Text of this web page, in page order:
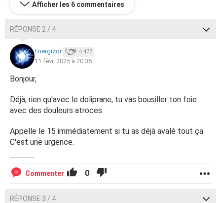
Afficher les 6 commentaires
RÉPONSE 2 / 4
Energizor 4 477
11 févr. 2025 à 20:35
Bonjour,
Déjà, rien qu'avec le doliprane, tu vas bousiller ton foie
avec des douleurs atroces.
Appelle le 15 immédiatement si tu as déjà avalé tout ça.
C'est une urgence.
Commenter 0
RÉPONSE 3 / 4